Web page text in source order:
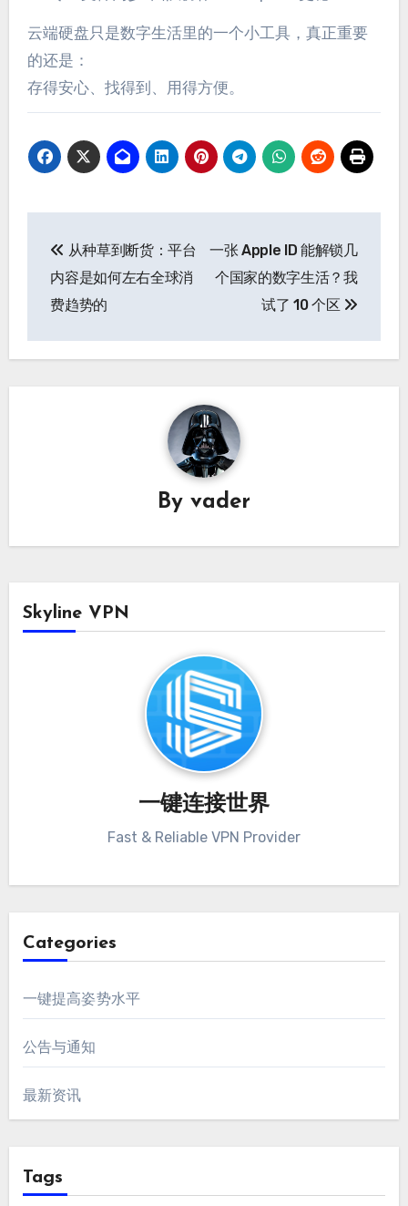
云端硬盘只是数字生活里的一个小工具，真正重要
的还是：
存得安心、找得到、用得方便。
章
导
航
从种草到断货：平台
内容是如何左右全球消
费趋势的
一张 Apple ID 能解锁几
个国家的数字生活？我
试了 10 个区
By vader
Skyline VPN
一键连接世界
Fast & Reliable VPN Provider
Categories
一键提高姿势水平
公告与通知
最新资讯
Tags